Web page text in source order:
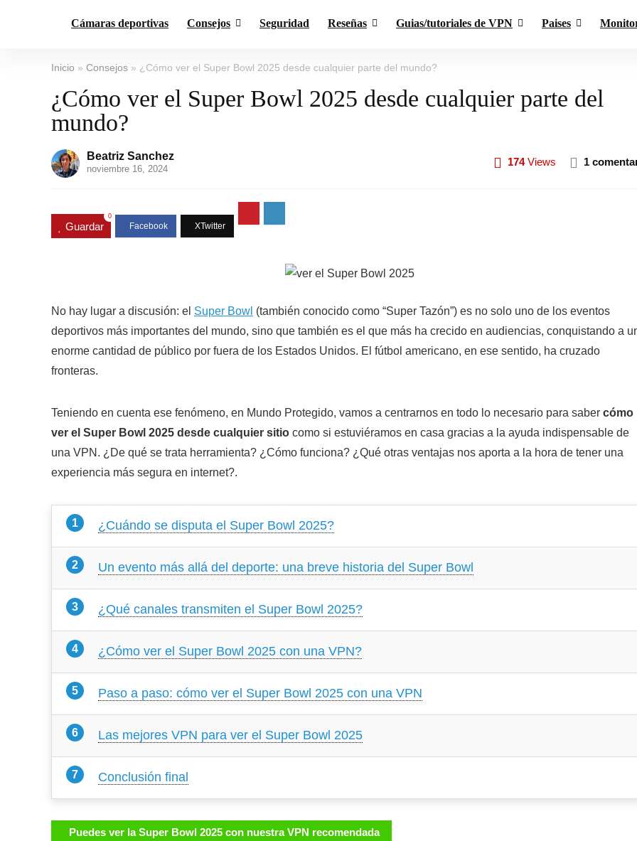
Cámaras deportivas Consejos Seguridad Reseñas Guias/tutoriales de VPN Paises
Inicio » Consejos » ¿Cómo ver el Super Bowl 2025 desde cualquier parte del mundo?
¿Cómo ver el Super Bowl 2025 desde cualquier parte del
mundo?
Beatriz Sanchez
noviembre 16, 2024
174Views 1
Guardar
0
No hay lugar a discusión: el Super Bowl (también conocido como “Super Tazón”) es no solo uno de los eventos
deportivos más importantes del mundo, sino que también es el que más ha crecido en audiencias, conquistando a
enorme cantidad de público por fuera de los Estados Unidos. El fútbol americano, en ese sentido, ha cruzado
fronteras.
Teniendo en cuenta ese fenómeno, en Mundo Protegido, vamos a centrarnos en todo lo necesario para saber cómo
ver el Super Bowl 2025 desde cualquier sitio como si estuviéramos en casa gracias a la ayuda indispensable de
una VPN. ¿De qué se trata herramienta? ¿Cómo funciona? ¿Qué otras ventajas nos aporta a la hora de tener una
experiencia más segura en internet?.
¿Cuándo se disputa el Super Bowl 2025?
Un evento más allá del deporte: una breve historia del Super Bowl
¿Qué canales transmiten el Super Bowl 2025?
¿Cómo ver el Super Bowl 2025 con una VPN?
Paso a paso: cómo ver el Super Bowl 2025 con una VPN
Las mejores VPN para ver el Super Bowl 2025
Conclusión final
Puedes ver la Super Bowl 2025 con nuestra VPN recomendada